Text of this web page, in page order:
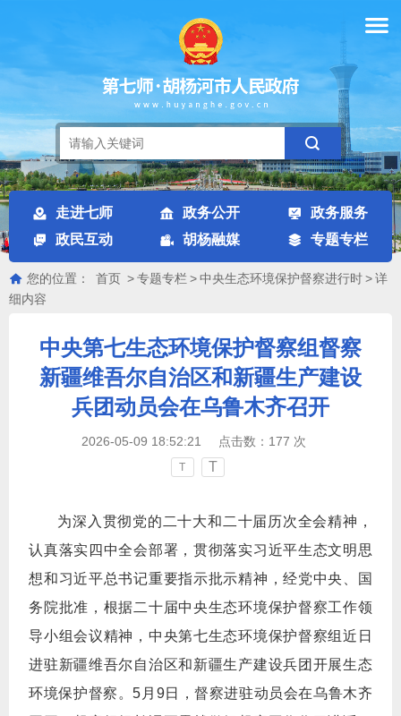
走进七师 政务公开
政务服务
政民互动
胡杨融媒 专题专栏
您的位置： 首页 >专题专栏 >中央生态环境保护督察进行时>详
细内容
中央第七生态环境保护督察组督察
新疆维吾尔自治区和新疆生产建设
兵团动员会在乌鲁木齐召开
2026-05-09 18:52:21 点击数： 177 次
T T
为深入 贯彻党的二十大和二十届 历次全会精神，
认真落实四中全会部署，贯彻落实习近平生态文明思
想和习近平总书记重要指示批示精神，经党中央、国
务院批准， 根据二十届中央生态环境保护督察工作领
导小组会议精神 ， 中央第七生态环境保护督察组近日
进驻新疆维吾尔自治区和新疆生产建设兵团 开展生态
环境保护督察。5 月 9日，督察进驻动员会在乌鲁木齐